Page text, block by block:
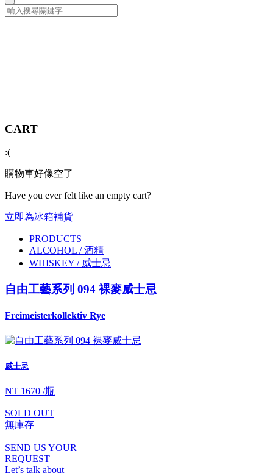
CART
:(
購物車好像空了
Have you ever felt like an empty cart?
立即為冰箱補貨
PRODUCTS
ALCOHOL / 酒精
WHISKEY / 威士忌
自由工藝系列 094 裸麥威士忌
Freimeisterkollektiv Rye
威士忌
NT 1670 /瓶
SOLD OUT
無庫存
SEND US YOUR
REQUEST
Let’s talk about